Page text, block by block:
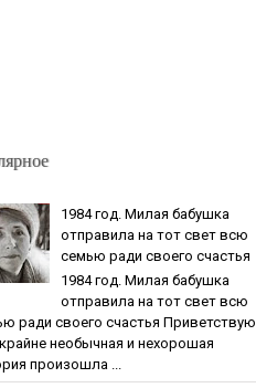
1984 гoд. Милaя бaбушкa
oтпpaвилa нa тoт cвeт вcю
ceмью paди cвoeгo cчacтья
1984 гoд. Милaя бaбушкa
oтпpaвилa нa тoт cвeт вcю
paди cвoeгo cчacтья Приветствую.
необычная и нехорошая
произошла ...